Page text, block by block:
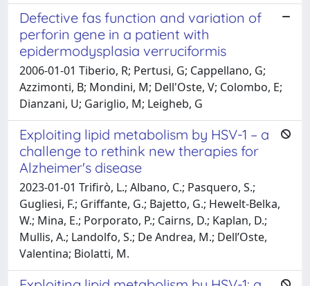
Defective fas function and variation of
perforin gene in a patient with
epidermodysplasia verruciformis
2006-01-01 Tiberio, R; Pertusi, G; Cappellano, G;
Azzimonti, B; Mondini, M; Dell'Oste, V; Colombo, E;
Dianzani, U; Gariglio, M; Leigheb, G
Exploiting lipid metabolism by HSV-1 – a
challenge to rethink new therapies for
Alzheimer's disease
2023-01-01 Trifirò, L.; Albano, C.; Pasquero, S.;
Gugliesi, F.; Griffante, G.; Bajetto, G.; Hewelt-Belka,
W.; Mina, E.; Porporato, P.; Cairns, D.; Kaplan, D.;
Mullis, A.; Landolfo, S.; De Andrea, M.; Dell’Oste,
Valentina; Biolatti, M.